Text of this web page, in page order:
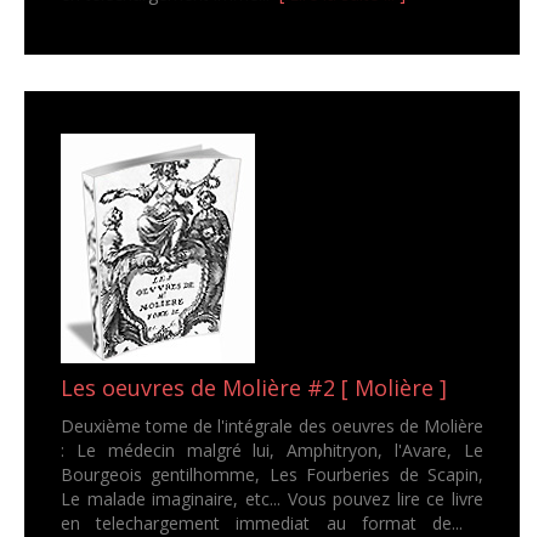
Les oeuvres de Molière #2 [ Molière ]
Deuxième tome de l'intégrale des oeuvres de Molière
: Le médecin malgré lui, Amphitryon, l'Avare, Le
Bourgeois gentilhomme, Les Fourberies de Scapin,
Le malade imaginaire, etc... Vous pouvez lire ce livre
en telechargement immediat au format de...